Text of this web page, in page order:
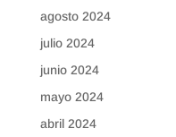
agosto 2024
julio 2024
junio 2024
mayo 2024
abril 2024